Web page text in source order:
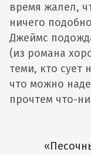
время жалел,
ничего
Джеймс
(из романа
теми, кто сует
что можно
прочтем что-